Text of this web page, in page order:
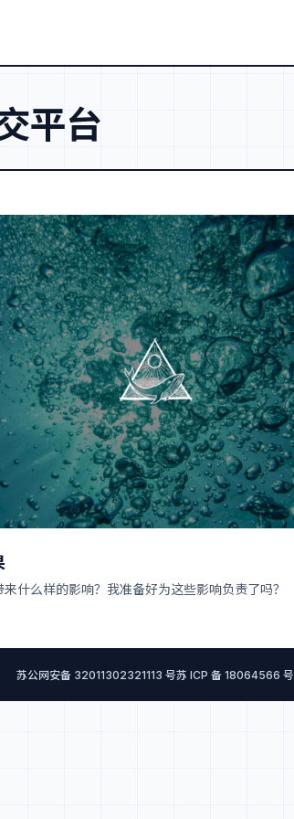
平台
什么样的影响？我准备好为这些影响负责了吗？
苏公网安备 32011302321113 号苏 ICP 备 18064566 号